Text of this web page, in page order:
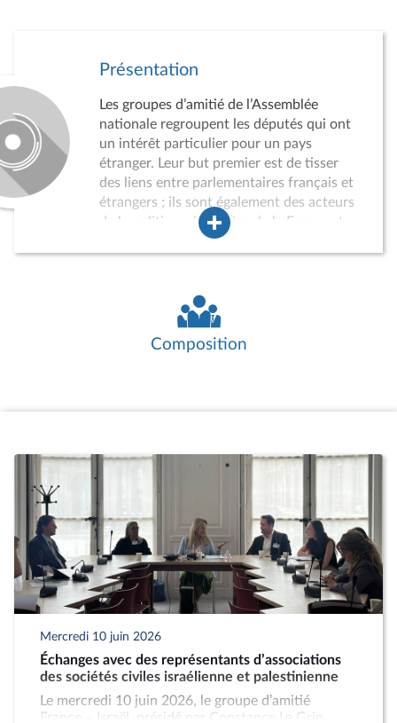
Présentation
Les groupes d’amitié de l’Assemblée
nationale regroupent les députés qui ont
un intérêt particulier pour un pays
étranger. Leur but premier est de tisser
des liens entre parlementaires français et
étrangers ; ils sont également des acteurs
de la politique étrangère de la France et
des instruments du rayonnement
l’Assemblée est obligatoire et soumis à
conditions. Lorsqu’il n’est pas possible de
créer un groupe d’amitié avec un État
s’agit essentiellement d’auditions ou de
rencontres avec des personnalités
étrangères ou françaises, liées au pays
partenaire, telles que des parlementaires,
des membres de l’exécutif du pays
partenaire, des diplomates, des
chercheurs, des directeurs d’associations
ou d’entreprises.
Les groupes d’amitié organisent
également des missions auprès du
parlement homologue et des réceptions
de délégations parlementaires
doivent avoir été préalablement
Composition
Mercredi 10 juin 2026
Échanges avec des représentants d’associations
des sociétés civiles israélienne et palestinienne
Le mercredi 10 juin 2026, le groupe d’amitié
France – Israël, présidé par Constance Le Grip